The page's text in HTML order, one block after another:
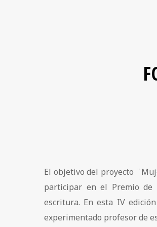
El objetivo del proyecto
participar en el Premio de
escritura. En esta IV
experimentado profesor de